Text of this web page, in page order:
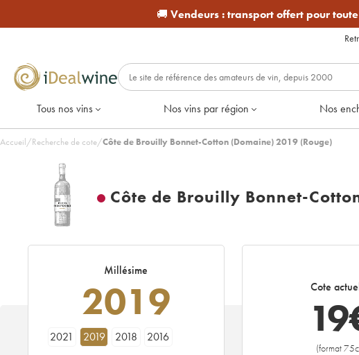
🚚 Vendeurs :transport offert pour
Tous nos vins Nos vins par région Nos
Accueil/Recherche de cote/Côte de Brouilly Bonnet-Cotton (Domaine) 2019 (Rouge)
Côte de Brouilly Bonnet-
Millésime
2019
2021 2019 2018 2016
Cote
19
(format